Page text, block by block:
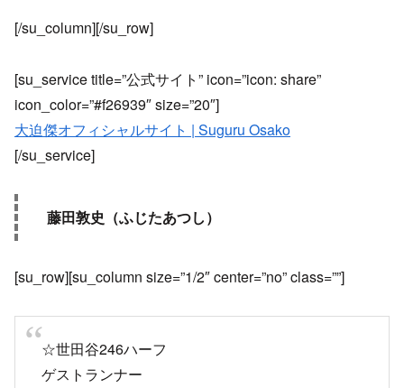
[/su_column][/su_row]
[su_service title=”公式サイト” icon=”icon: share”
icon_color=”#f26939″ size=”20″]
大迫傑オフィシャルサイト | Suguru Osako
[/su_service]
藤田敦史（ふじたあつし）
[su_row][su_column size=”1/2″ center=”no” class=””]
☆世田谷246ハーフ
ゲストランナー